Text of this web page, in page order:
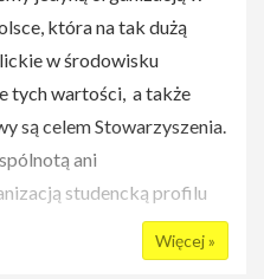
praktyczne wskazówki
swojej drugiej połówki.
z panią Beatą
nam tajniki swojej
oraz opowiedziała o tym,
nieważności sakramentu
Miłości mieli także
dla kobiet i mężczyzn pt.
która na tak dużą
w środowisku
tych wartości, a także
są celem Stowarzyszenia.
ani
studencką profilu
Więcej »